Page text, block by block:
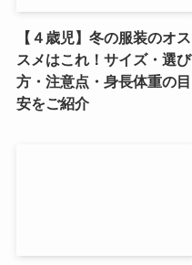
【４歳児】冬の服装のオス
スメはこれ！サイズ・選び
方・注意点・身長体重の目
安をご紹介